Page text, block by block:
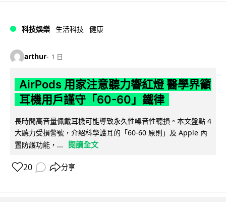
科技娛樂 生活科技 健康
arthur 1 日
AirPods 用家注意聽力響紅燈 醫學界籲
耳機用戶謹守「60-60」鐵律
長時間高音量佩戴耳機可能導致永久性噪音性聽損。本文盤點 4
大聽力受損警號，介紹科學護耳的「60-60 原則」及 Apple 內
置防護功能，...
閱讀全文
20 分享